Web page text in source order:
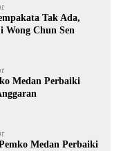
Tak Ada,
Wong Chun Sen
Medan Perbaiki
Medan Perbaiki